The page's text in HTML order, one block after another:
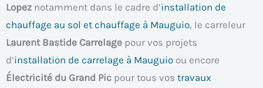
Lopez notamment dans le cadre d’installation de
chauffage au sol et chauffage à Mauguio, le carreleur
Laurent Bastide Carrelage pour vos projets
d’installation de carrelage à Mauguio ou encore
Électricité du Grand Pic pour tous vos travaux